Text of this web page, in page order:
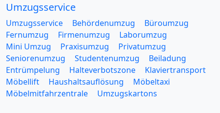
Umzugsservice
Umzugsservice Behördenumzug
Büroumzug
Fernumzug
Firmenumzug
Laborumzug
Mini Umzug
Praxisumzug
Privatumzug
Seniorenumzug
Studentenumzug
Beiladung
Entrümpelung
Halteverbotszone
Klaviertransport
Möbellift
Haushaltsauflösung
Möbeltaxi
Möbelmitfahrzentrale
Umzugskartons